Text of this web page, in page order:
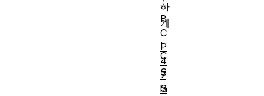
하
게
,
C
S
S
B
C
P
4
7
la